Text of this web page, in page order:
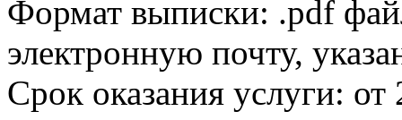
Формат выписки: .pdf
электронную почту,
Срок оказания услуги: от